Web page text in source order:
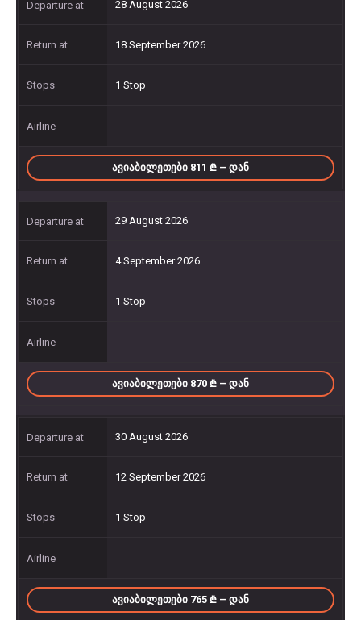
28 August 2026
18 September 2026
1 Stop
ᲐᲕᲘᲐᲑᲘᲚᲔᲗᲔᲑᲘ 811 – ᲓᲐᲜ
29 August 2026
4 September 2026
1 Stop
ᲐᲕᲘᲐᲑᲘᲚᲔᲗᲔᲑᲘ 870 – ᲓᲐᲜ
30 August 2026
12 September 2026
1 Stop
ᲐᲕᲘᲐᲑᲘᲚᲔᲗᲔᲑᲘ 765 – ᲓᲐᲜ